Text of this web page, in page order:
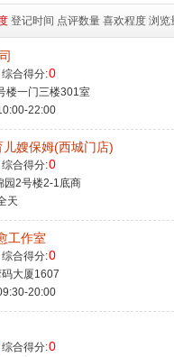
登记时间 点评数量 喜欢程度 浏览
综合得分:0
楼一门三楼301室
22:00
嫂保姆(西城门店)
综合得分:0
园2号楼2-1底商
天
工作室
综合得分:0
大厦1607
20:00
综合得分:0